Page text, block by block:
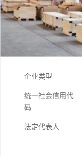
企业类型
统一社会信用代
码
法定代表人